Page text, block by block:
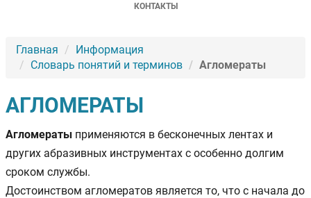
КОНТАКТЫ
Главная
Информация
Словарь понятий и терминов
Агломераты
АГЛОМЕРАТЫ
Агломераты применяются в бесконечных лентах и
других абразивных инструментах с особенно долгим
сроком службы.
Достоинством агломератов является то, что с начала до